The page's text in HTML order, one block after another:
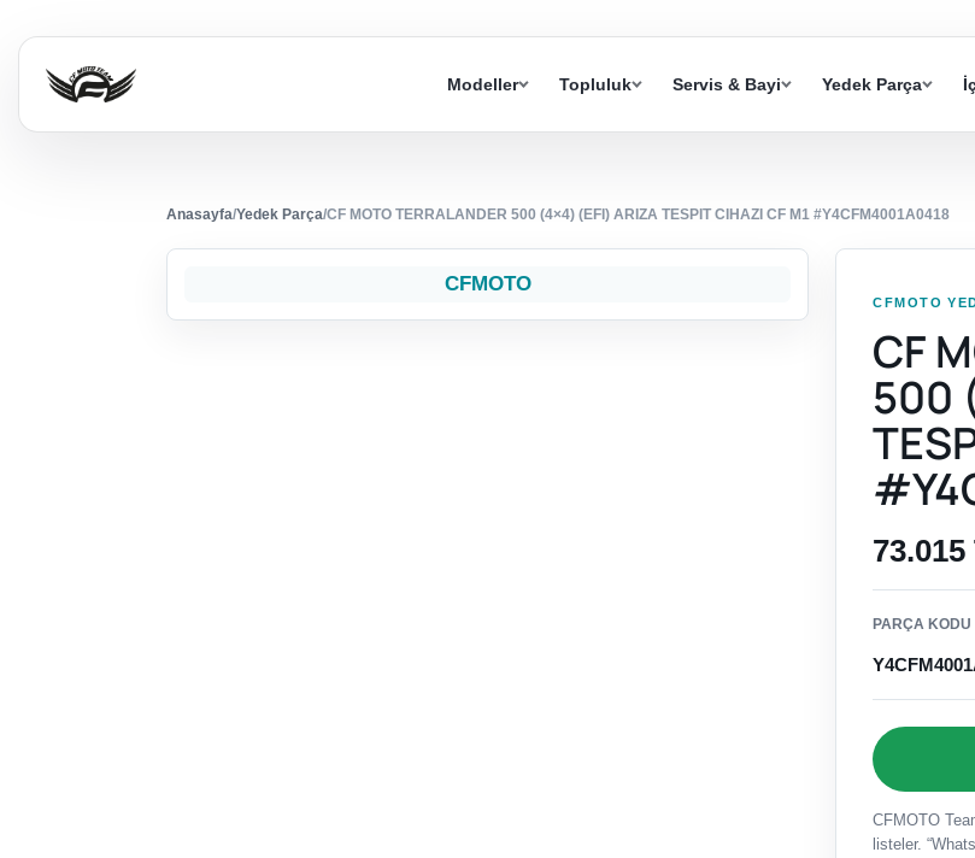
Modeller Topluluk Servis & Bayi Yedek Parça
Anasayfa/Yedek Parça/CF MOTO TERRALANDER 500 (4×4) (EFI) ARIZA TESPIT CIHAZI CF M1 #Y4CFM4001A0418
CFMOTO
CFMOTO
CF
500
73.015
PARÇA KODU
CFMOTO
listeler.